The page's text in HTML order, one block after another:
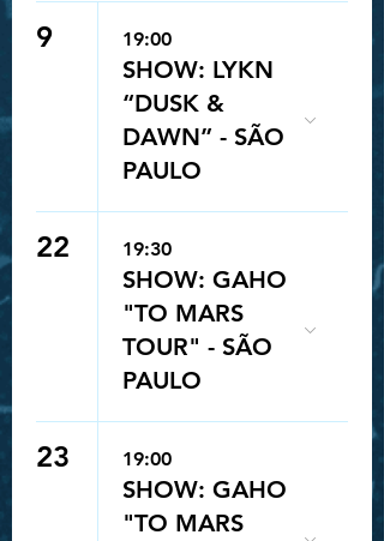
9 19:00
SHOW: LYKN
“DUSK &
DAWN” - SÃO
PAULO
22 19:30
SHOW: GAHO
"TO MARS
TOUR" - SÃO
PAULO
23 19:00
SHOW: GAHO
"TO MARS